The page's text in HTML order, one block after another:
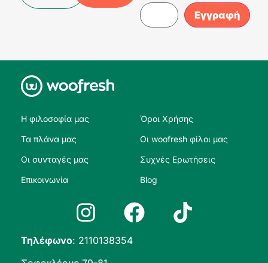
Η φιλοσοφία μας
Τα πλάνα μας
Οι συνταγές μας
Επικοινωνία
Όροι Χρήσης
Οι woofresh φίλοι μας
Συχνές Ερωτήσεις
Blog
Τηλέφωνο: 2110138354